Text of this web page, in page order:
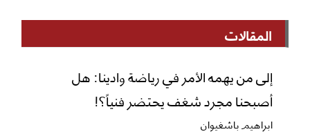
المقالات
إلى من يهمه الأمر في رياضة وادينا: هل
أصبحنا مجرد شغف يحتضر فنياً؟!
ابراهيم باشغيوان